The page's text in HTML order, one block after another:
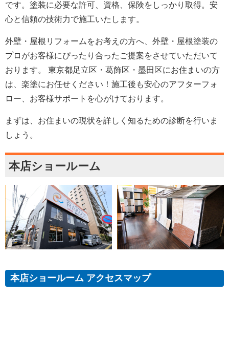
です。塗装に必要な許可、資格、保険をしっかり取得。安
心と信頼の技術力で施工いたします。
外壁・屋根リフォームをお考えの方へ、外壁・屋根塗装の
プロがお客様にぴったり合ったご提案をさせていただいて
おります。 東京都足立区・葛飾区・墨田区にお住まいの方
は、楽塗にお任せください！施工後も安心のアフターフォ
ロー、お客様サポートを心がけております。
まずは、お住まいの現状を詳しく知るための診断を行いま
しょう。
本店ショールーム
本店ショールーム アクセスマップ